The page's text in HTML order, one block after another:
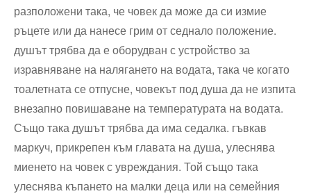
разположени така, че човек да може да си измие
ръцете или да нанесе грим от седнало положение.
душът трябва да е оборудван с устройство за
изравняване на налягането на водата, така че когато
тоалетната се отпусне, човекът под душа да не изпита
внезапно повишаване на температурата на водата.
Също така душът трябва да има седалка. гъвкав
маркуч, прикрепен към главата на душа, улеснява
миенето на човек с увреждания. Той също така
улеснява къпането на малки деца или на семейния